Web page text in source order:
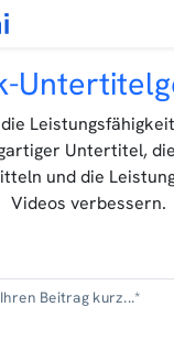
Untertitel,
und die
Videos verbessern.
Beitrag kurz...*